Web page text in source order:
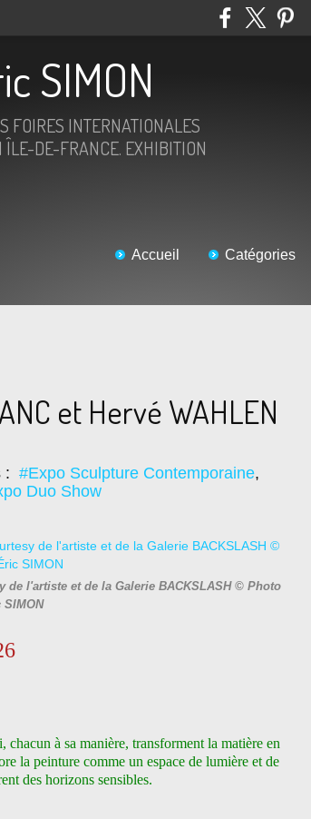
SIMON
FOIRES INTERNATIONALES
ÎLE-DE-FRANCE. EXHIBITION
Accueil Catégories
et Hervé WAHLEN
: #Expo Sculpture Contemporaine,
Duo Show
de l'artiste et de la Galerie BACKSLASH © Photo
SIMON
chacun à sa manière, transforment la matière en
la peinture comme un espace de lumière et de
des horizons sensibles.